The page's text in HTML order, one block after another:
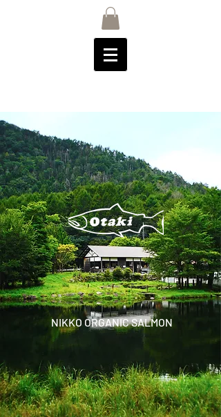
​NIKKO ORGANIC SALMON